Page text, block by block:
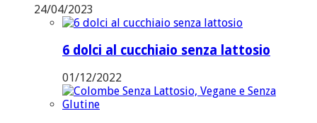
24/04/2023
6 dolci al cucchiaio senza lattosio
01/12/2022